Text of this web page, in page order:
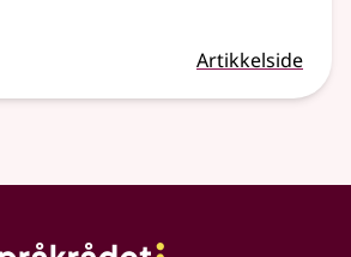
Artikkelside